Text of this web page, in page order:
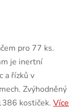
pro 77 ks.
je inertní
a řízků v
Zvýhodněný
kostiček. Více